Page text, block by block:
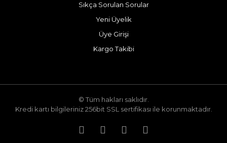
Sıkça Sorulan Sorular
Yeni Üyelik
Üye Girişi
Kargo Takibi
© Tüm hakları saklıdır.
Kredi kartı bilgileriniz 256bit SSL sertifikası ile korunmaktadır.